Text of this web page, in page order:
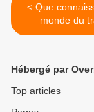
< Que connaissent-ils du
monde du
Hébergé par
Top articles